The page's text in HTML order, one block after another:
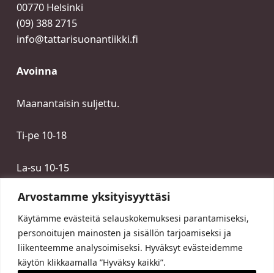
Arvostamme yksityisyyttäsi
Käytämme evästeitä selauskokemuksesi parantamiseksi,
personoitujen mainosten ja sisällön tarjoamiseksi ja
liikenteemme analysoimiseksi. Hyväksyt evästeidemme
käytön klikkaamalla ”Hyväksy kaikki”.
00770 Helsinki
(09) 388 2715
info@tattarisuonantiikki.fi
Avoinna
Maanantaisin suljettu.
Ti-pe 10-18
La-su 10-15